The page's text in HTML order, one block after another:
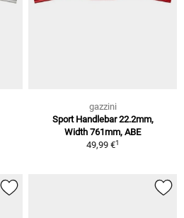
gazzini
Sport Handlebar 22.2mm,
Width 761mm, ABE
49,99 €1